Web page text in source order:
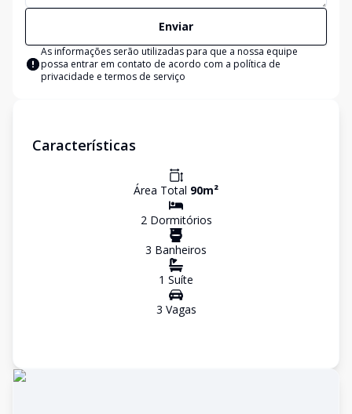
Enviar
As informações serão utilizadas para que a nossa equipe
possa entrar em contato de acordo com a política de
privacidade e termos de serviço
Características
Área Total 90m²
2Dormitórios
3 Banheiros
1 Suíte
3 Vagas